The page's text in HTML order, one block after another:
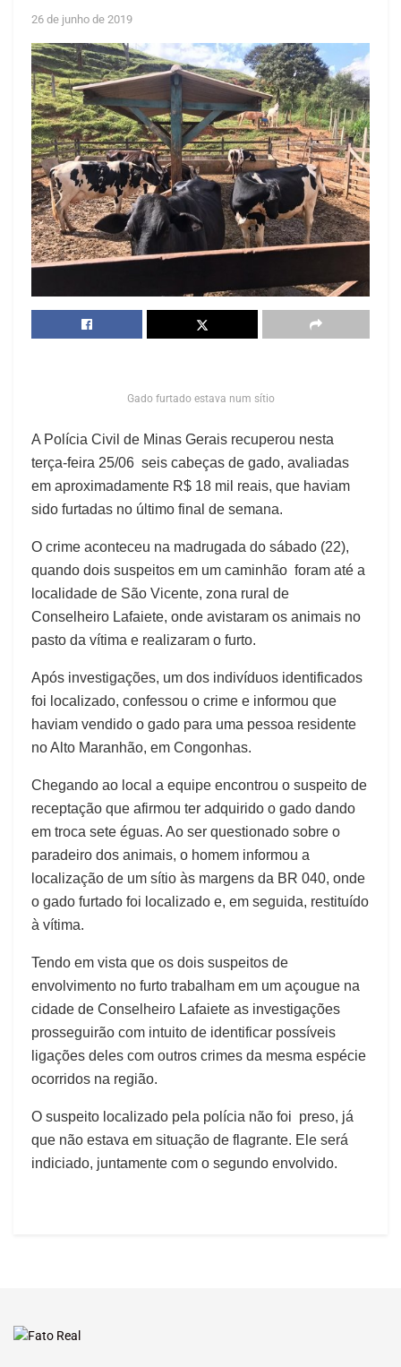
26 de junho de 2019
Gado furtado estava num sítio
A Polícia Civil de Minas Gerais recuperou nesta
terça-feira 25/06 seis cabeças de gado, avaliadas
em aproximadamente R$ 18 mil reais, que haviam
sido furtadas no último final de semana.
O crime aconteceu na madrugada do sábado (22),
quando dois suspeitos em um caminhão foram até a
localidade de São Vicente, zona rural de
Conselheiro Lafaiete, onde avistaram os animais no
pasto da vítima e realizaram o furto.
Após investigações, um dos indivíduos identificados
foi localizado, confessou o crime e informou que
haviam vendido o gado para uma pessoa residente
no Alto Maranhão, em Congonhas.
Chegando ao local a equipe encontrou o suspeito de
receptação que afirmou ter adquirido o gado dando
em troca sete éguas. Ao ser questionado sobre o
paradeiro dos animais, o homem informou a
localização de um sítio às margens da BR 040, onde
o gado furtado foi localizado e, em seguida, restituído
à vítima.
Tendo em vista que os dois suspeitos de
envolvimento no furto trabalham em um açougue na
cidade de Conselheiro Lafaiete as investigações
prosseguirão com intuito de identificar possíveis
ligações deles com outros crimes da mesma espécie
ocorridos na região.
O suspeito localizado pela polícia não foi preso, já
que não estava em situação de flagrante. Ele será
indiciado, juntamente com o segundo envolvido.